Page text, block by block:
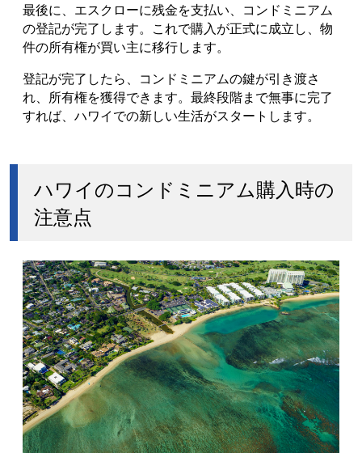
最後に、エスクローに残金を支払い、コンドミニアム
の登記が完了します。これで購入が正式に成立し、物
件の所有権が買い主に移行します。
登記が完了したら、コンドミニアムの鍵が引き渡さ
れ、所有権を獲得できます。最終段階まで無事に完了
すれば、ハワイでの新しい生活がスタートします。
ハワイのコンドミニアム購入時の
注意点